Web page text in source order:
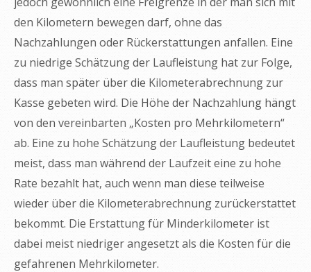
den Kilometern bewegen darf, ohne das
Nachzahlungen oder Rückerstattungen anfallen. Eine
zu niedrige Schätzung der Laufleistung hat zur Folge,
dass man später über die Kilometerabrechnung zur
Kasse gebeten wird. Die Höhe der Nachzahlung hängt
von den vereinbarten „Kosten pro Mehrkilometern“
ab. Eine zu hohe Schätzung der Laufleistung bedeutet
meist, dass man während der Laufzeit eine zu hohe
Rate bezahlt hat, auch wenn man diese teilweise
wieder über die Kilometerabrechnung zurückerstattet
bekommt. Die Erstattung für Minderkilometer ist
dabei meist niedriger angesetzt als die Kosten für die
gefahrenen Mehrkilometer.